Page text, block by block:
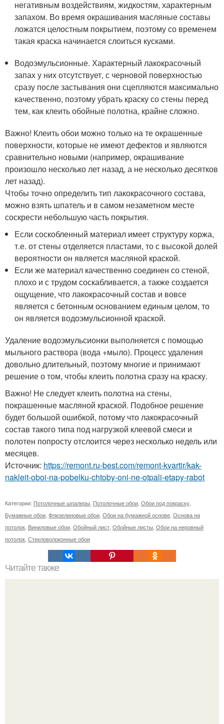
негативным воздействиям, жидкостям, характерным
запахом. Во время окрашивания масляные составы
ложатся целостным покрытием, поэтому со временем
такая краска начинается слоиться кусками.
Водоэмульсионные. Характерный лакокрасочный
запах у них отсутствует, с черновой поверхностью
сразу после застывания они сцепляются максимально
качественно, поэтому убрать краску со стены перед
тем, как клеить обойные полотна, крайне сложно.
Важно! Клеить обои можно только на те окрашенные
поверхности, которые не имеют дефектов и являются
сравнительно новыми (например, окрашивание
произошло несколько лет назад, а не несколько десятков
лет назад).
Чтобы точно определить тип лакокрасочного состава,
можно взять шпатель и в самом незаметном месте
соскрести небольшую часть покрытия.
Если соскобленный материал имеет структуру коржа,
т.е. от стены отделяется пластами, то с высокой долей
вероятности он является масляной краской.
Если же материал качественно соединен со стеной,
плохо и с трудом соскабливается, а также создается
ощущение, что лакокрасочный состав и вовсе
является с бетонным основанием единым целом, то
он является водоэмульсионной краской.
Удаление водоэмульсионки выполняется с помощью
мыльного раствора (вода +мыло). Процесс удаления
довольно длительный, поэтому многие и принимают
решение о том, чтобы клеить полотна сразу на краску.
Важно! Не следует клеить полотна на стены,
покрашенные масляной краской. Подобное решение
будет большой ошибкой, потому что лакокрасочный
состав такого типа под нагрузкой клеевой смеси и
полотен попросту отслоится через несколько недель или
месяцев.
Источник: https://remont.ru-best.com/remont-kvartir/kak-
nakleit-oboi-na-pobelku-chtoby-oni-ne-otpali-etapy-rabot
Категории: Потолочные шпалеры Потолочные обои Обои под покраску
Бумажные обои Флизелиновые обои Обои на бумажной основе Основа на
потолок Виниловые обои Обойный лист Обойные листы Обои на неровный
потолок Стекловолоконные обои
Читайте также